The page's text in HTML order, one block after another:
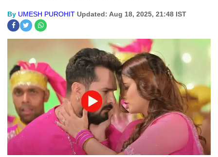
By UMESH PUROHIT Updated: Aug 18, 2025, 21:48 IST